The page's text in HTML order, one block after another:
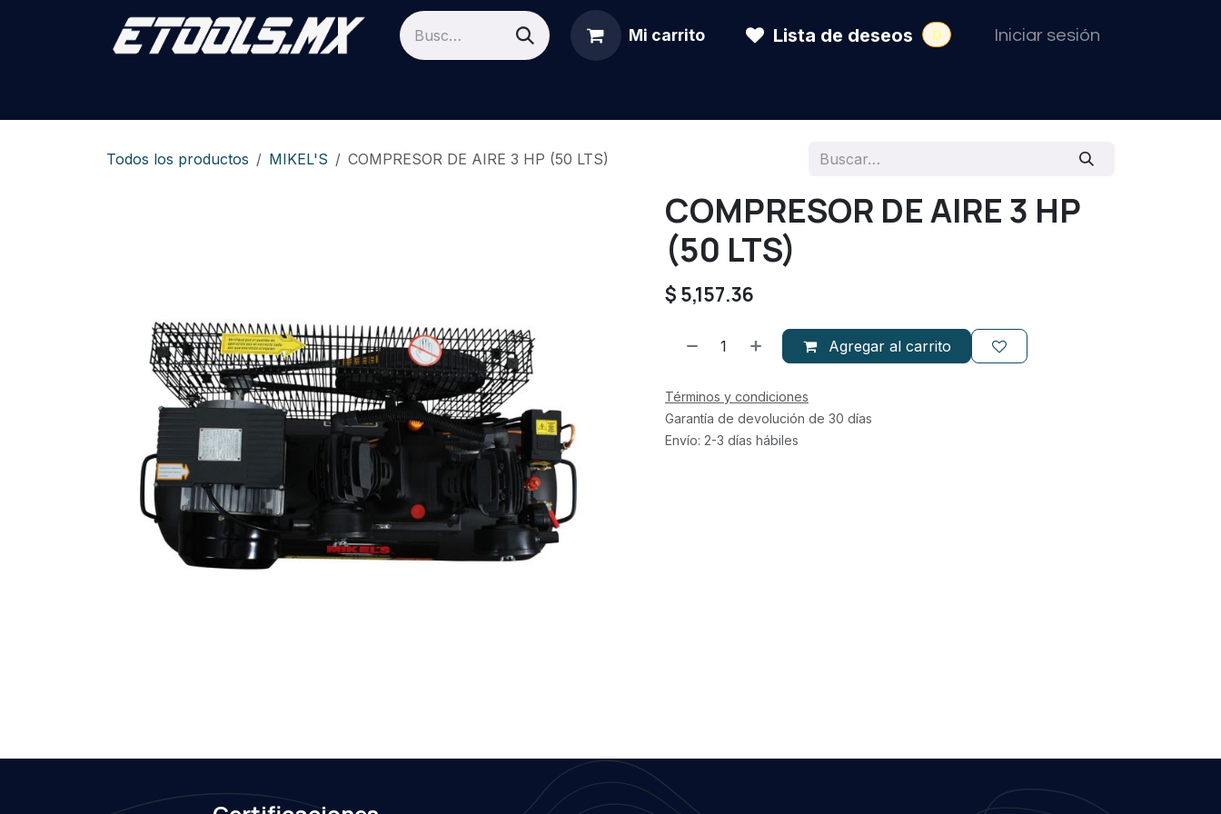
Mi carrito Lista de deseos 0 Iniciar sesión
Todos los productos MIKEL'S COMPRESOR DE AIRE 3 HP (50 LTS)
COMPRESOR DE AIRE 3 HP
(50 LTS)
$ 5,157.36
Agregar al carrito
Términos y condiciones
Garantía de devolución de 30 días
Envío: 2-3 días hábiles